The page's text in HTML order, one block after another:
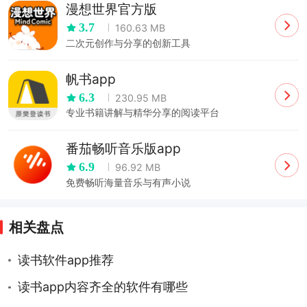
漫想世界官方版
3.7
160.63 MB
二次元创作与分享的创新工具
帆书app
6.3
230.95 MB
专业书籍讲解与精华分享的阅读平台
番茄畅听音乐版app
6.9
96.92 MB
免费畅听海量音乐与有声小说
相关盘点
读书软件app推荐
读书app内容齐全的软件有哪些